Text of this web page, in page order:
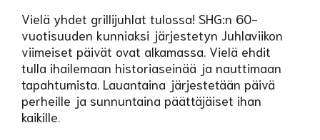
Vielä yhdet grillijuhlat tulossa! SHG:n 60-
vuotisuuden kunniaksi järjestetyn Juhlaviikon
viimeiset päivät ovat alkamassa. Vielä ehdit
tulla ihailemaan historiaseinää ja nauttimaan
tapahtumista. Lauantaina järjestetään päivä
perheille ja sunnuntaina päättäjäiset ihan
kaikille.